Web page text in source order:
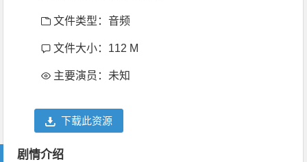
文件类型：音频
文件大小：112 M
主要演员：未知
下载此资源
剧情介绍